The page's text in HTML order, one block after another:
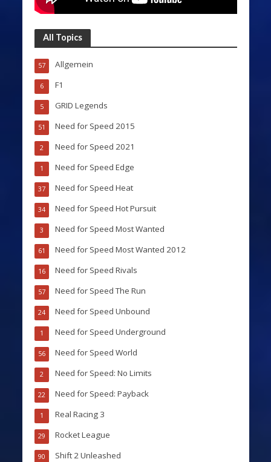
All Topics
Allgemein
57
F1
6
GRID Legends
5
Need for Speed 2015
51
Need for Speed 2021
2
Need for Speed Edge
1
Need for Speed Heat
37
Need for Speed Hot Pursuit
34
Need for Speed Most Wanted
3
Need for Speed Most Wanted 2012
61
Need for Speed Rivals
16
Need for Speed The Run
57
Need for Speed Unbound
24
Need for Speed Underground
1
Need for Speed World
56
Need for Speed: No Limits
2
Need for Speed: Payback
22
Real Racing 3
1
Rocket League
29
Shift 2 Unleashed
90